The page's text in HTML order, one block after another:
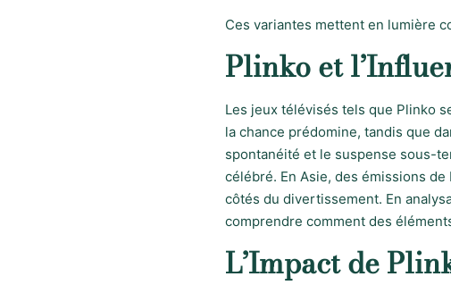
Ces variantes mettent en lumière
Plinko et
Les jeux télévisés tels que Plinko
la chance prédomine, tandis que
spontanéité et le suspense sous-
célébré. En Asie, des émissions
côtés du divertissement. En
comprendre comment des
L’Impact de